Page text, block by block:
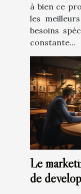
à bien ce
les
besoins
constante...
Le
de